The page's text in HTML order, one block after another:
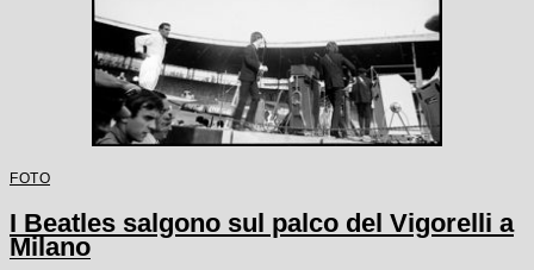
FOTO
I Beatles salgono sul palco del Vigorelli a
Milano